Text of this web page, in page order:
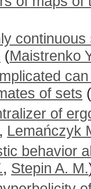
(Maistrenko
of sets (
of
, Lemańczyk
behavior
, Stepin A. M.